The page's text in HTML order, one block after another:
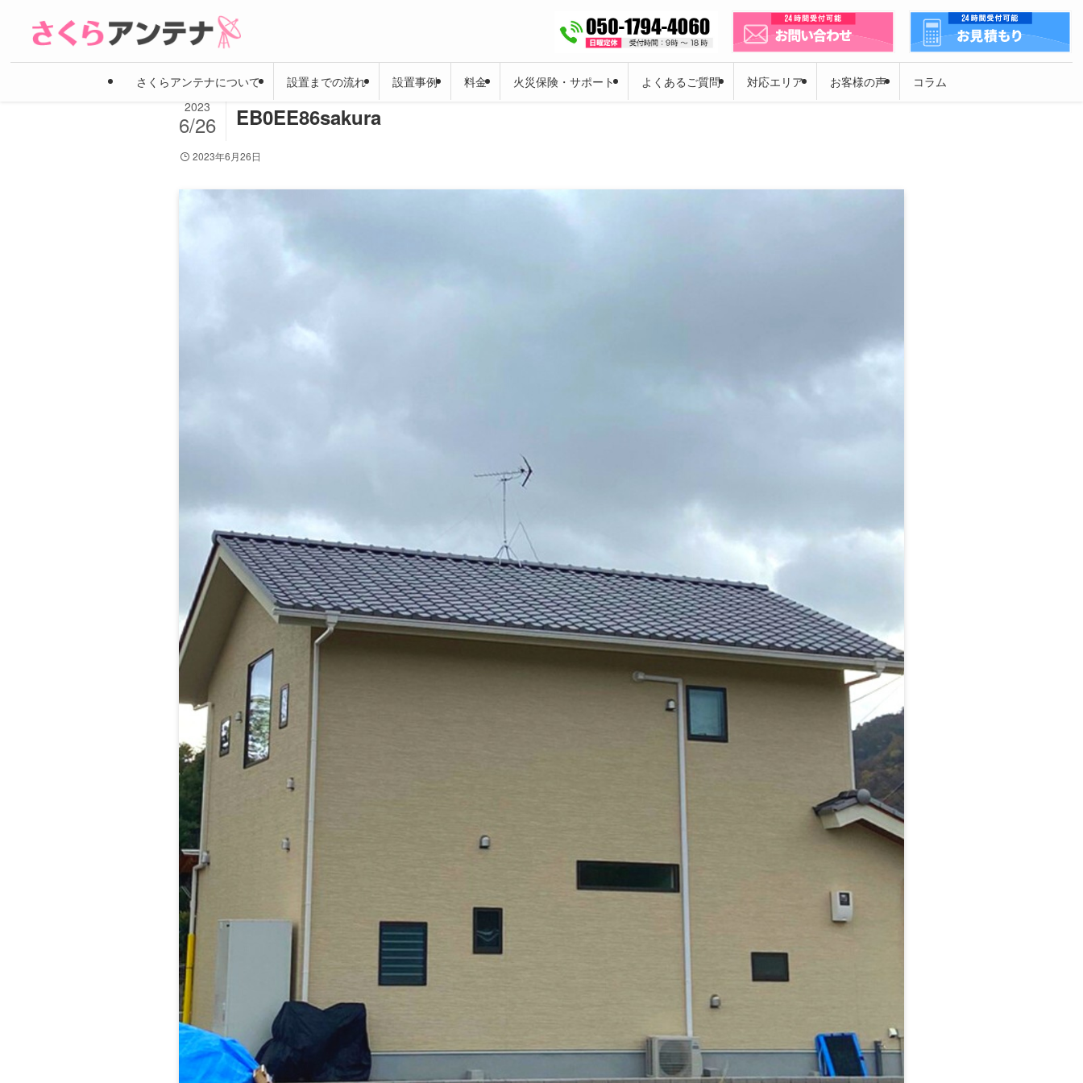
さくらアンテナについて 設置までの流れ 設置事例 料金 火災保険・サポート よくあるご質問 対応エリア お客様の声 コラム
EB0EE86sakura
2023
6/26
2023年6月26日